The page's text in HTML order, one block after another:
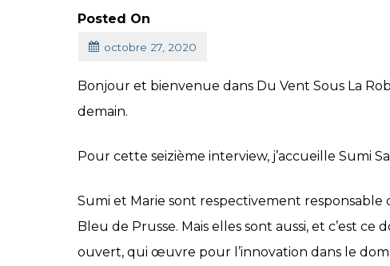
Posted On
octobre 27, 2020
Bonjour et bienvenue dans Du Vent Sous La
demain.
Pour cette seizième interview, j’accueille Sumi
Sumi et Marie sont respectivement
Bleu de Prusse. Mais elles sont aussi, et c’est
ouvert, qui œuvre pour l’innovation dans le